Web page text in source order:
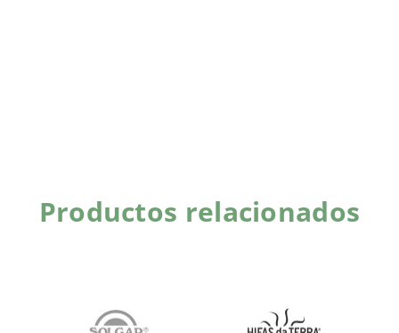
Productos relacionados